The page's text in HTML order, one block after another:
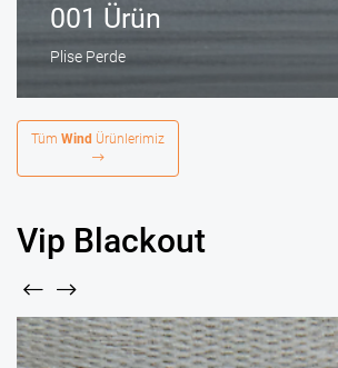
001 Ürün
Plise Perde
Tüm Wind Ürünlerimiz
Vip Blackout